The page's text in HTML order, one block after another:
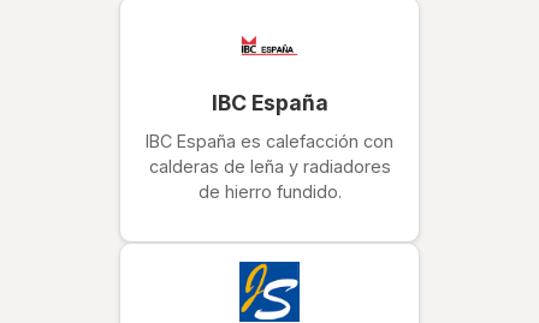
IBC España
IBC España es calefacción con
calderas de leña y radiadores
de hierro fundido.